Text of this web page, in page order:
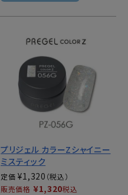
プリジェル カラーZシャイニー
ミスティック
定価 ¥1,320
販売価格 ¥1,320税込